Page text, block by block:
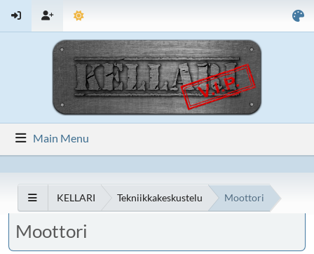
Main Menu
KELLARI Tekniikkakeskustelu Moottori
Moottori